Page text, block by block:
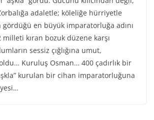
adaletle; köleliğe hürriyetle
en büyük imparatorluğa adını
milleti kıran bozuk düzene karşı
sessiz çığlığına umut,
Kuruluş Osman… 400 çadırlık bir
kurulan bir cihan imparatorluğuna